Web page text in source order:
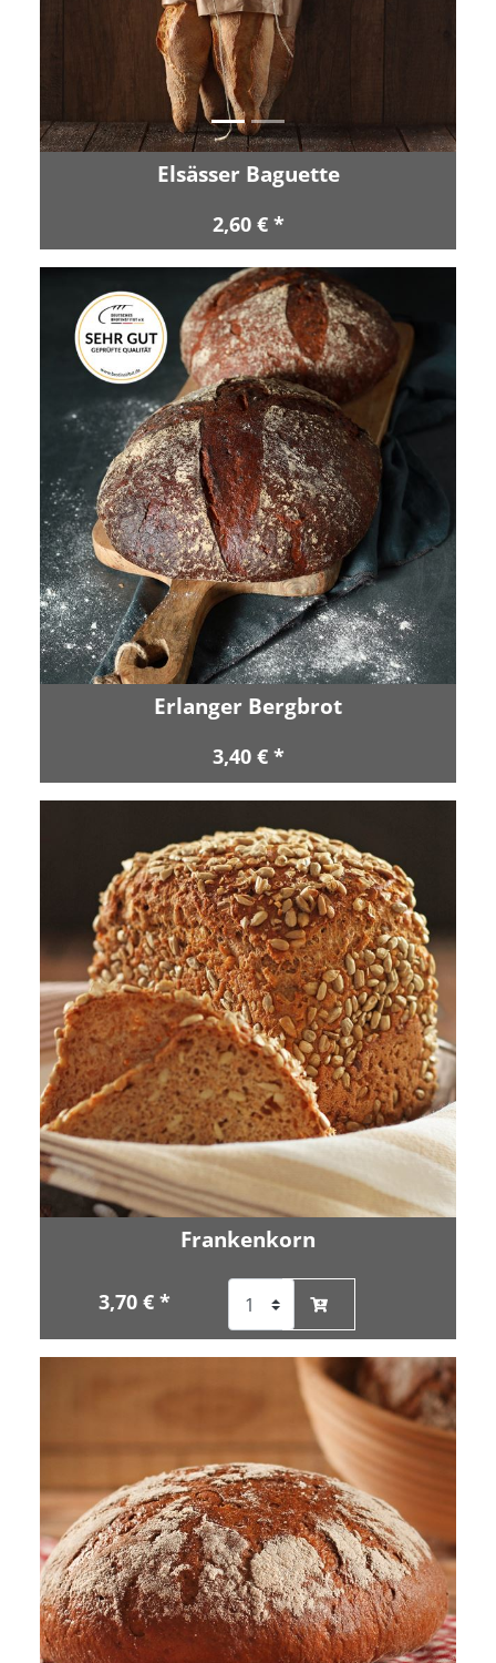
Elsässer Baguette
2,60 € *
Erlanger Bergbrot
3,40 € *
Frankenkorn
3,70 € *